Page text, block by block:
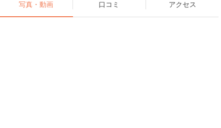
写真・動画 口コミ アクセス